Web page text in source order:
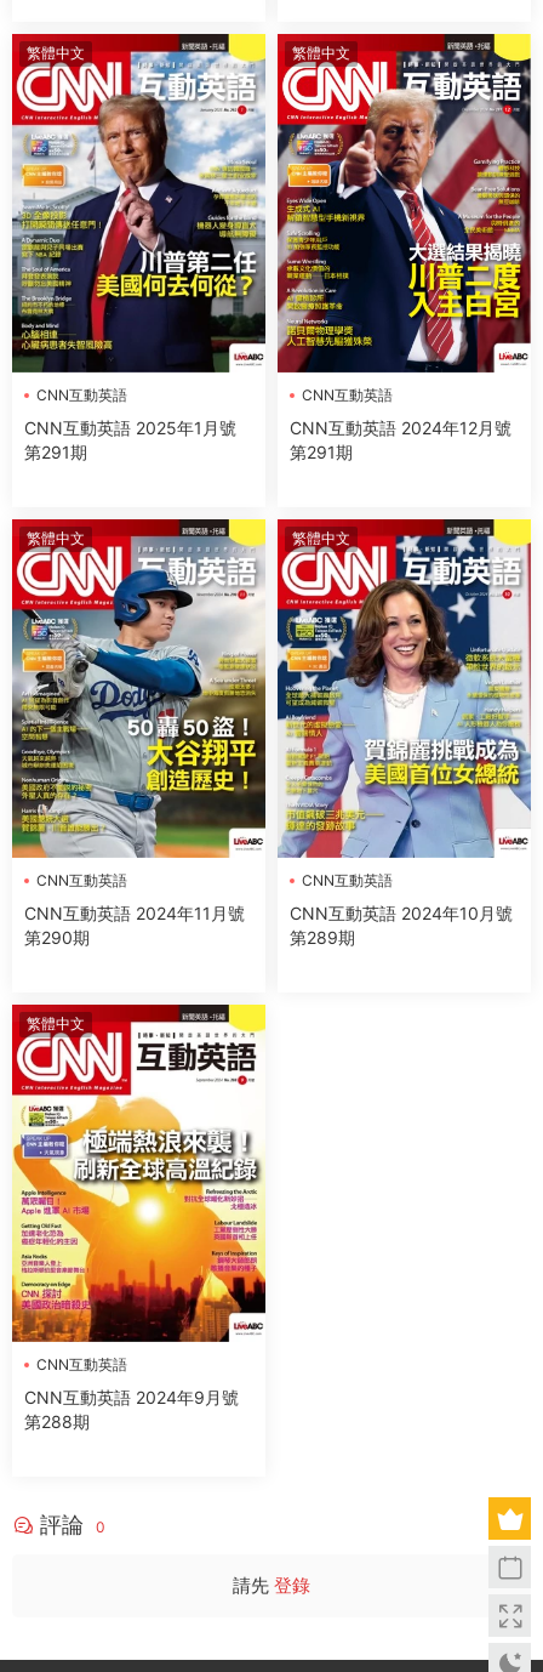
繁體中文
CNN互動英語
CNN互動英語 2025年1月號
第291期
繁體中文
CNN互動英語
CNN互動英語 2024年12月號
第291期
繁體中文
CNN互動英語
CNN互動英語 2024年11月號
第290期
繁體中文
CNN互動英語
CNN互動英語 2024年10月號
第289期
繁體中文
CNN互動英語
CNN互動英語 2024年9月號
第288期
評論 0
請先 登錄